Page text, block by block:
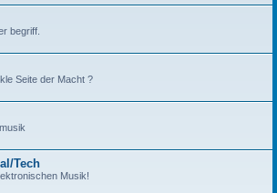
begriff.
Seite der Macht ?
Tech
Musik!